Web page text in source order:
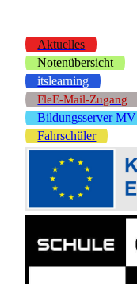
Aktuelles
Notenübersicht
itslearning
FleE-Mail-Zugang
Bildungsserver MV
Fahrschüler